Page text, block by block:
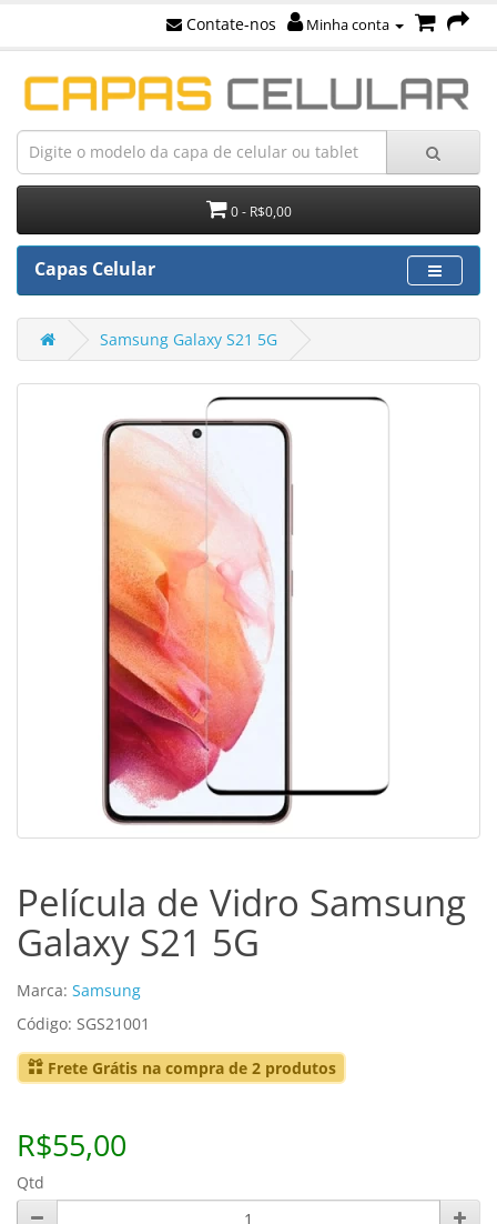
Contate-nos Minha conta
0 - R$0,00
Capas Celular
Samsung Galaxy S21 5G
Película de Vidro Samsung
Galaxy S21 5G
Marca: Samsung
Código: SGS21001
Frete Grátis na compra de 2 produtos
R$55,00
Qtd